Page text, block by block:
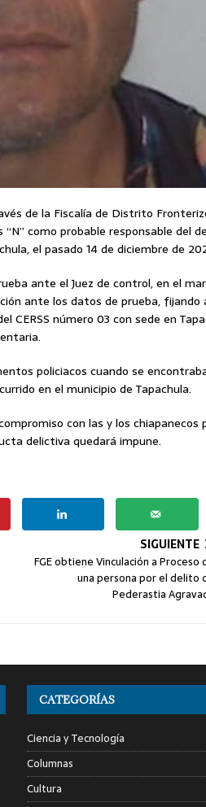
de la Fiscalía de Distrito
como probable responsable del
el pasado 14 de diciembre de
ante el Juez de control, en el
ante los datos de prueba, fijando
número 03 con sede en
policiacos cuando se
en el municipio de Tapachula.
con las y los chiapanecos
delictiva quedará impune.
SIGUIENTE
FGE obtiene Vinculación a Proceso
una persona por el delito
Pederastia
CATEGORÍAS
Ciencia y Tecnología
Columnas
Cultura